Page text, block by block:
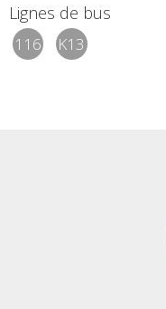
Lignes de bus
116 K13